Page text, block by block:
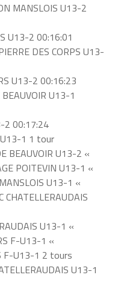
MANSLOIS U13-2
U13-2 00:16:01
DES CORPS U13-
U13-2 00:16:23
U13-1
2 00:17:24
U13-1 1 tour
BEAUVOIR U13-2 «
POITEVIN U13-1 «
U13-1 «
CHATELLERAUDAIS
U13-1 «
F-U13-1 «
F-U13-1 2 tours
U13-1